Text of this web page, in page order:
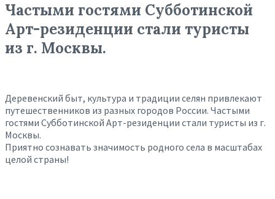
Частыми гостями Субботинской
Арт-резиденции стали туристы
из г. Москвы.
Деревенский быт, культура и традиции селян привлекают
путешественников из разных городов России. Частыми
гостями Субботинской Арт-резиденции стали туристы из г.
Москвы.
Приятно сознавать значимость родного села в масштабах
целой страны!